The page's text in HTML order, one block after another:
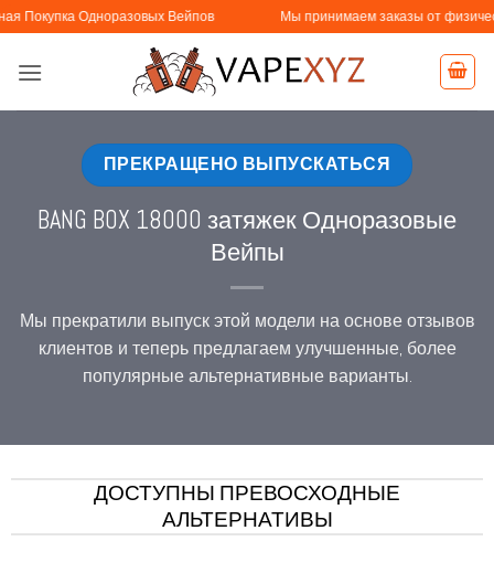
Skip
to
content
Одноразовых Вейпов Мы принимаем заказы от физических и
ПРЕКРАЩЕНО ВЫПУСКАТЬСЯ
BANG BOX 18000 затяжек Одноразовые
Вейпы
Мы прекратили выпуск этой модели на основе отзывов
клиентов и теперь предлагаем улучшенные, более
популярные альтернативные варианты.
ДОСТУПНЫ ПРЕВОСХОДНЫЕ
АЛЬТЕРНАТИВЫ